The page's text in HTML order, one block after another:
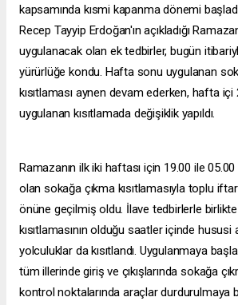
kapsamında kısmi kapanma dönemi
Recep Tayyip Erdoğan'ın açıkladığı
uygulanacak olan ek tedbirler, bugün
yürürlüğe kondu. Hafta sonu uygulanan
kısıtlaması aynen devam ederken, hafta içi
uygulanan kısıtlamada değişiklik yapıldı.
Ramazanın ilk iki haftası için 19.00 ile
olan sokağa çıkma kısıtlamasıyla toplu
önüne geçilmiş oldu. İlave tedbirlerle
kısıtlamasının olduğu saatler içinde hususi
yolculuklar da kısıtlandı. Uygulanmaya
tüm illerinde giriş ve çıkışlarında sokağa
kontrol noktalarında araçlar durdurulmaya